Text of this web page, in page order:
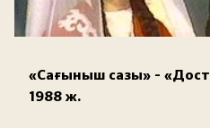
«Сағыныш сазы» -
1988 ж.